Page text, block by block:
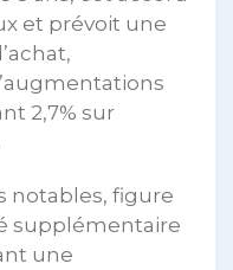
et prévoit une
2,7% sur
notables, figure
supplémentaire
une